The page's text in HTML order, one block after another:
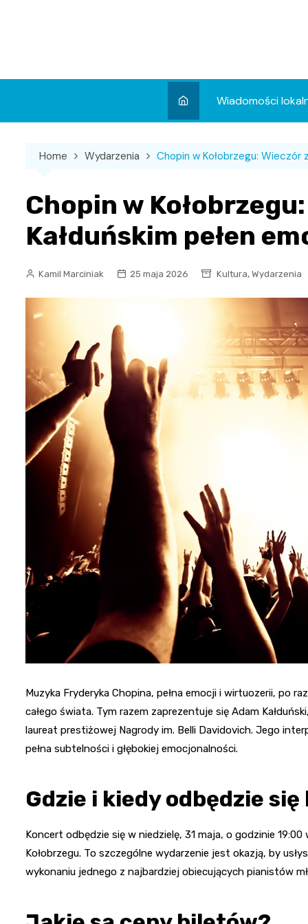
Wiadomości
Wydarzenia
Sport
Home Wydarzenia Chopin w Kołobrzegu: Wieczór
Chopin w
Kałduńskim pełen
Kamil Marciniak 25 maja 2026 Kultura, Wydarzenia
Muzyka Fryderyka Chopina, pełna emocji i wirtuozerii, po
całego świata. Tym razem zaprezentuje się Adam
laureat prestiżowej Nagrody im. Belli Davidovich. Jego
pełna subtelności i głębokiej emocjonalności.
Gdzie i kiedy odbędzie
Koncert odbędzie się w niedzielę, 31 maja, o godzinie
Kołobrzegu. To szczególne wydarzenie jest okazją, by
wykonaniu jednego z najbardziej obiecujących pianistów